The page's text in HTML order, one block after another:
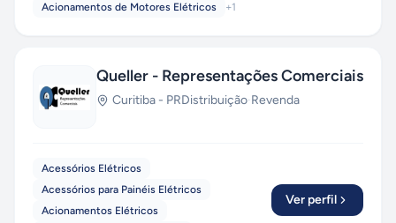
Acionamentos de Motores Elétricos
+1
Queller - Representações Comerciais
Curitiba - PRDistribuição·Revenda
Acessórios Elétricos
Acessórios para Painéis Elétricos
Acionamentos Elétricos
Ver perfil